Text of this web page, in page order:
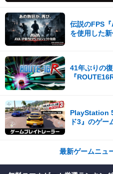
伝説のFPS
を使用した
41年ぶりの
『
PlayStation
ド3』のゲー
最新ゲームニュ